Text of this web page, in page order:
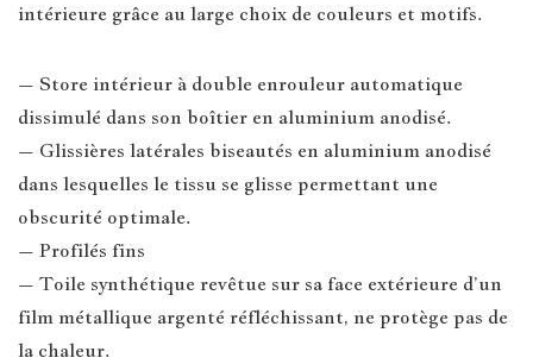
intérieure grâce au large choix de couleurs et motifs.
– Store intérieur à double enrouleur automatique
dissimulé dans son boîtier en aluminium anodisé.
– Glissières latérales biseautés en aluminium anodisé
dans lesquelles le tissu se glisse permettant une
obscurité optimale.
– Profilés fins
– Toile synthétique revêtue sur sa face extérieure d’un
film métallique argenté réfléchissant, ne protège pas de
la chaleur.